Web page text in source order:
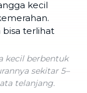
kecil berbentuk
sekitar 5–
telanjang.